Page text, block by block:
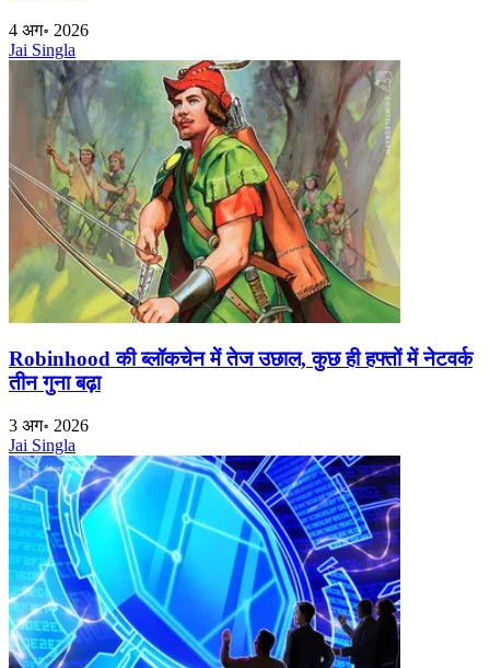
4 अग॰ 2026
Jai Singla
Robinhood की ब्लॉकचेन में तेज उछाल, कुछ ही हफ्तों में नेटवर्क
तीन गुना बढ़ा
3 अग॰ 2026
Jai Singla